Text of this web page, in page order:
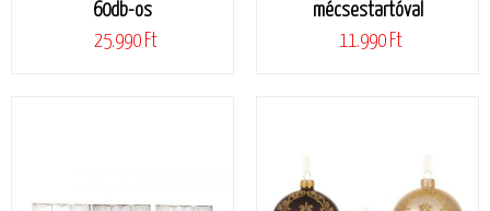
60db-os
25.990 Ft
mécsestartóval
11.990 Ft